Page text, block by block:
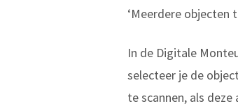
‘Meerdere objecten
In de Digitale
selecteer je de
te scannen, als deze